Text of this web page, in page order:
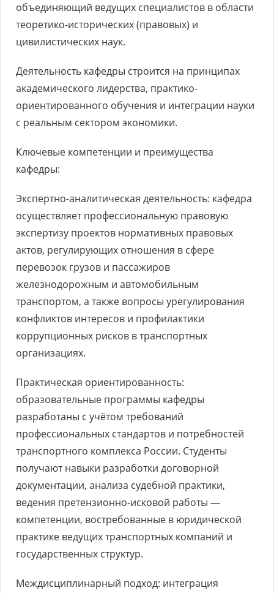
объединяющий ведущих специалистов в области
теоретико-исторических (правовых) и
цивилистических наук.
Деятельность кафедры строится на принципах
академического лидерства, практико-
ориентированного обучения и интеграции науки
с реальным сектором экономики.
Ключевые компетенции и преимущества
кафедры:
Экспертно-аналитическая деятельность: кафедра
осуществляет профессиональную правовую
экспертизу проектов нормативных правовых
актов, регулирующих отношения в сфере
перевозок грузов и пассажиров
железнодорожным и автомобильным
транспортом, а также вопросы урегулирования
конфликтов интересов и профилактики
коррупционных рисков в транспортных
организациях.
Практическая ориентированность:
образовательные программы кафедры
разработаны с учётом требований
профессиональных стандартов и потребностей
транспортного комплекса России. Студенты
получают навыки разработки договорной
документации, анализа судебной практики,
ведения претензионно-исковой работы —
компетенции, востребованные в юридической
практике ведущих транспортных компаний и
государственных структур.
Междисциплинарный подход: интеграция